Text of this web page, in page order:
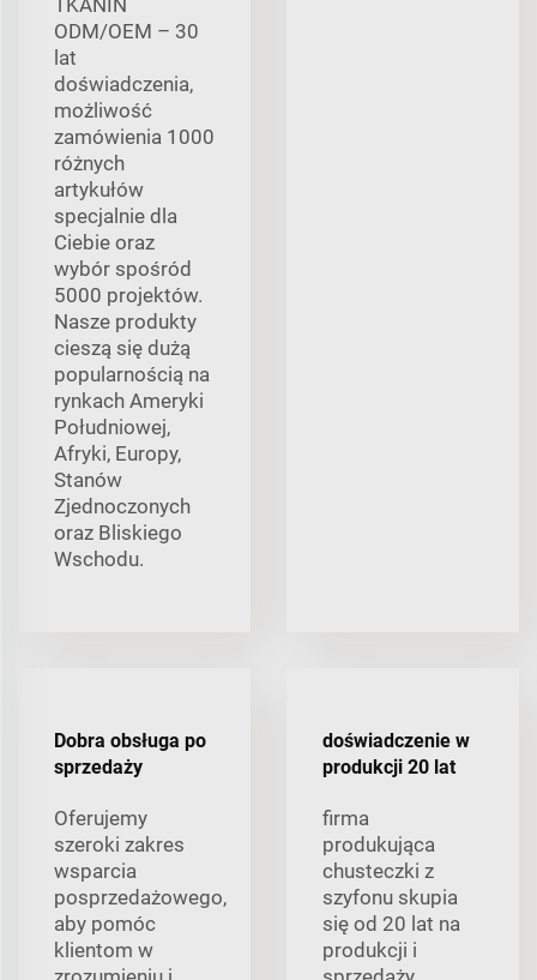
TKANIN
ODM/OEM – 30
lat
doświadczenia,
możliwość
zamówienia 1000
różnych
artykułów
specjalnie dla
Ciebie oraz
wybór spośród
5000 projektów.
Nasze produkty
cieszą się dużą
popularnością na
rynkach Ameryki
Południowej,
Afryki, Europy,
Stanów
Zjednoczonych
oraz Bliskiego
Wschodu.
Dobra obsługa po
sprzedaży
Oferujemy
szeroki zakres
wsparcia
posprzedażowego,
aby pomóc
klientom w
doświadczenie w
produkcji 20 lat
firma
produkująca
chusteczki z
szyfonu skupia
się od 20 lat na
produkcji i